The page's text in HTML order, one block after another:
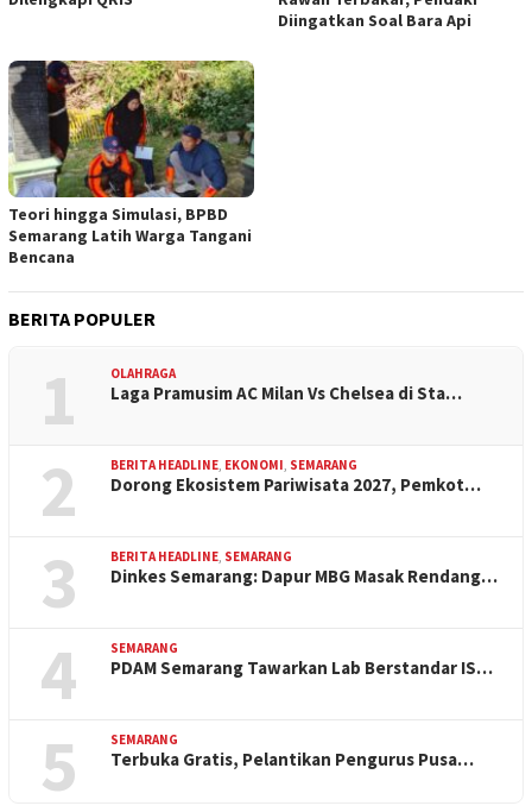
Diingatkan Soal Bara Api
Teori hingga Simulasi, BPBD
Semarang Latih Warga Tangani
Bencana
BERITA POPULER
1 OLAHRAGA
Laga Pramusim AC Milan Vs Chelsea di Sta…
2 BERITA HEADLINE, EKONOMI, SEMARANG
Dorong Ekosistem Pariwisata 2027, Pemkot…
3 BERITA HEADLINE, SEMARANG
Dinkes Semarang: Dapur MBG Masak Rendang…
4 SEMARANG
PDAM Semarang Tawarkan Lab Berstandar IS…
5 SEMARANG
Terbuka Gratis, Pelantikan Pengurus Pusa…